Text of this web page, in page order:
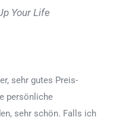
Your Life
sehr gutes Preis-
persönliche
sehr schön. Falls ich